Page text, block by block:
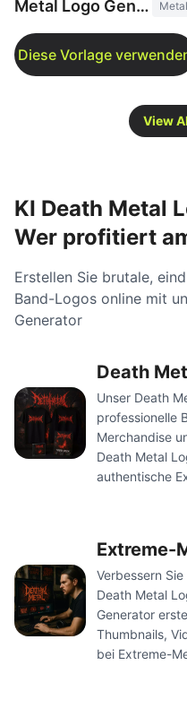
Metal Logo Generator Metal
View
KI Death Metal
Wer profitiert
Erstellen Sie brutale,
Band-Logos online mit
Generator
Death
Unser Death
professionelle
Merchandise
Death Metal
authentische
Extreme-
Verbessern
Death Metal
Generator
Thumbnails,
bei Extreme-